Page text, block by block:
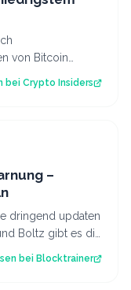
von Bitcoin
bei Crypto Insiders
–
dringend updaten
Boltz gibt es die
bei Blocktrainer